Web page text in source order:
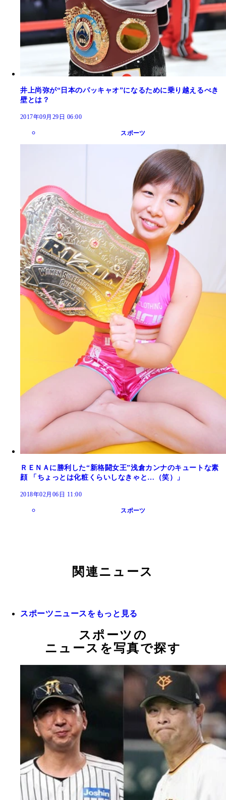
井上尚弥が“日本のパッキャオ”になるために乗り越えるべき
壁とは？
2017年09月29日 06:00
スポーツ
ＲＥＮＡに勝利した“新格闘女王”浅倉カンナのキュートな素
顔 「ちょっとは化粧くらいしなきゃと…（笑）」
2018年02月06日 11:00
スポーツ
関連ニュース
スポーツニュースをもっと見る
スポーツの
ニュースを写真で探す